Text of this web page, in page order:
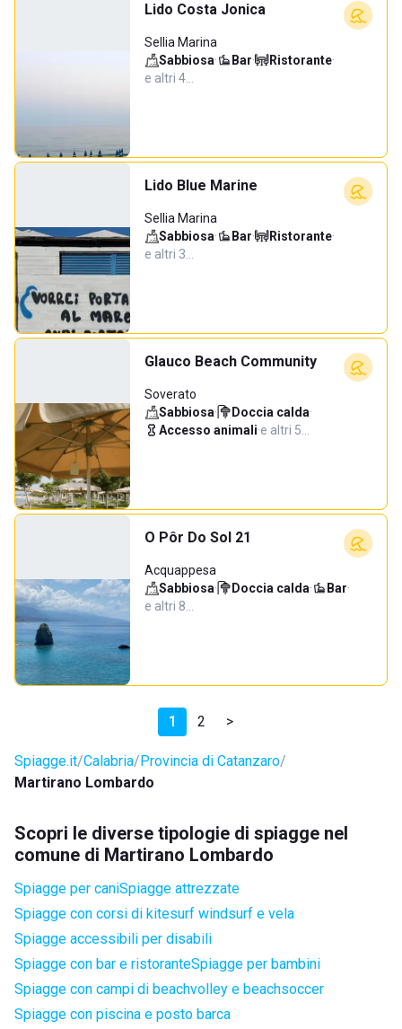
Lido Costa Jonica
Sellia Marina
Sabbiosa· Bar· Ristorante·
e altri 4…
Lido Blue Marine
Sellia Marina
Sabbiosa· Bar· Ristorante·
e altri 3…
Glauco Beach Community
Soverato
Sabbiosa· Doccia calda·
Accesso animali·e altri 5…
O Pôr Do Sol 21
Acquappesa
Sabbiosa· Doccia calda· Bar·
e altri 8…
1 2 >
Spiagge.it Calabria Provincia di Catanzaro
Martirano Lombardo
Scopri le diverse tipologie di spiagge nel
comune di Martirano Lombardo
Spiagge per caniSpiagge attrezzate
Spiagge con corsi di kitesurf windsurf e vela
Spiagge accessibili per disabili
Spiagge con bar e ristoranteSpiagge per bambini
Spiagge con campi di beachvolley e beachsoccer
Spiagge con piscina e posto barca